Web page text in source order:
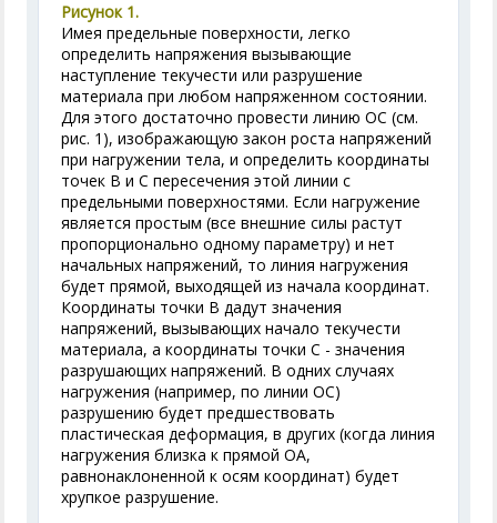
Рисунок 1.
Имея предельные поверхности, легко
определить напряжения вызывающие
наступление текучести или разрушение
материала при любом напряженном состоянии.
Для этого достаточно провести линию ОС (см.
рис. 1), изображающую закон роста напряжений
при нагружении тела, и определить координаты
точек В и С пересечения этой линии с
предельными поверхностями. Если нагружение
является простым (все внешние силы растут
пропорционально одному параметру) и нет
начальных напряжений, то линия нагружения
будет прямой, выходящей из начала координат.
Координаты точки В дадут значения
напряжений, вызывающих начало текучести
материала, а координаты точки С - значения
разрушающих напряжений. В одних случаях
нагружения (например, по линии ОС)
разрушению будет предшествовать
пластическая деформация, в других (когда линия
нагружения близка к прямой ОА,
равнонаклоненной к осям координат) будет
хрупкое разрушение.